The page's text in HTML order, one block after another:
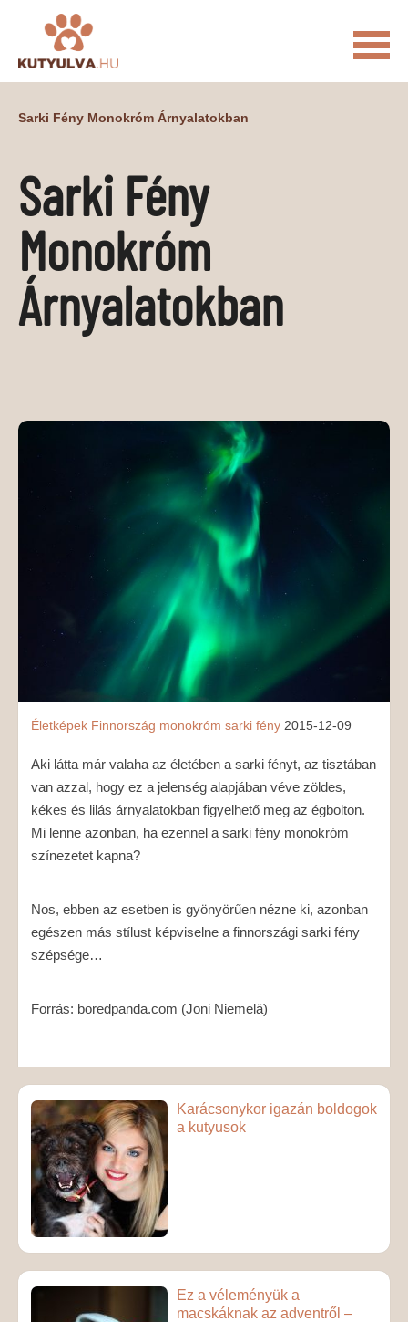
KUTYULVA – HÍREK
CUKI ÉLETKÉPEK
ÁLLATI
ÁLLATI ELEDELEK ÁLLATI FELSZERELÉSEK
ÁLLATI SZOLGÁLTATÁSOK
MÉDIAAJÁNLAT
Sarki Fény Monokróm Árnyalatokban
Sarki Fény
Monokróm
Árnyalatokban
Életképek Finnország monokróm sarki fény 2015-12-09
Aki látta már valaha az életében a sarki fényt, az tisztában
van azzal, hogy ez a jelenség alapjában véve zöldes,
kékes és lilás árnyalatokban figyelhető meg az égbolton.
Mi lenne azonban, ha ezennel a sarki fény monokróm
színezetet kapna?
Nos, ebben az esetben is gyönyörűen nézne ki, azonban
egészen más stílust képviselne a finnországi sarki fény
szépsége…
Forrás: boredpanda.com (Joni Niemelä)
Karácsonykor igazán boldogok
a kutyusok
Ez a véleményük a
macskáknak az adventről –